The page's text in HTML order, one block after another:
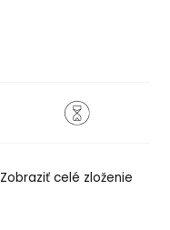
celé zloženie